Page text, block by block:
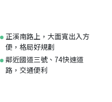
正溪南路上，大面寬出入方
便，格局好規劃
鄰近國道三號、74快速道
路，交通便利